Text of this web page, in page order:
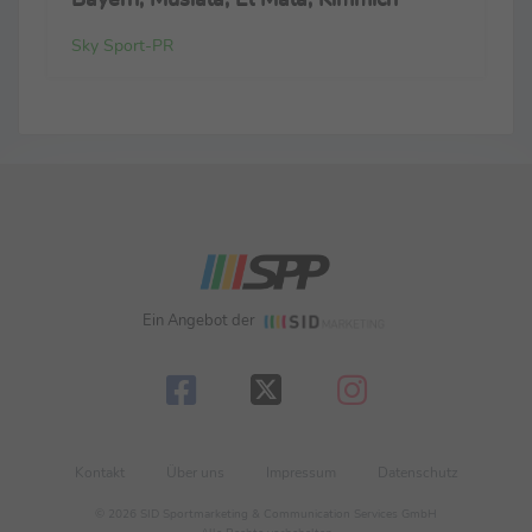
Sky Sport-PR
Ein Angebot der